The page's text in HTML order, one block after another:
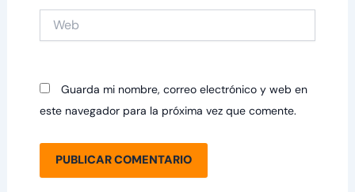
Guarda mi nombre, correo electrónico y web en
este navegador para la próxima vez que comente.